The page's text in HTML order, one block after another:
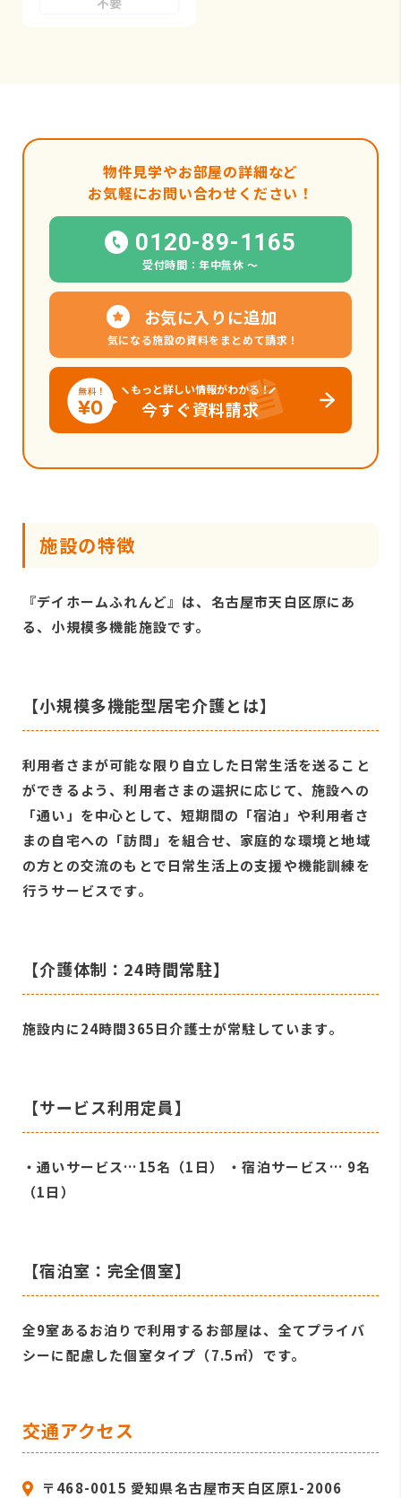
物件見学やお部屋の詳細など
お気軽にお問い合わせください！
0120-89-1165
受付時間：年中無休 〜
お気に入りに追加
気になる施設の資料をまとめて請求！
もっと詳しい情報がわかる！
今すぐ資料請求
施設の特徴
『デイホームふれんど』は、名古屋市天白区原にあ
る、小規模多機能施設です。
【小規模多機能型居宅介護とは】
利用者さまが可能な限り自立した日常生活を送ること
ができるよう、利用者さまの選択に応じて、施設への
「通い」を中心として、短期間の「宿泊」や利用者さ
まの自宅への「訪問」を組合せ、家庭的な環境と地域
の方との交流のもとで日常生活上の支援や機能訓練を
行うサービスです。
【介護体制：24時間常駐】
施設内に24時間365日介護士が常駐しています。
【サービス利用定員】
・通いサービス…15名（1日） ・宿泊サービス… 9名
（1日）
【宿泊室：完全個室】
全9室あるお泊りで利用するお部屋は、全てプライバ
シーに配慮した個室タイプ（7.5㎡）です。
交通アクセス
〒468-0015 愛知県名古屋市天白区原1-2006